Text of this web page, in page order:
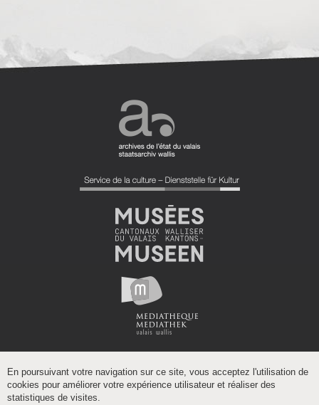
En poursuivant votre navigation sur ce site, vous acceptez l'utilisation de
cookies pour améliorer votre expérience utilisateur et réaliser des
statistiques de visites.